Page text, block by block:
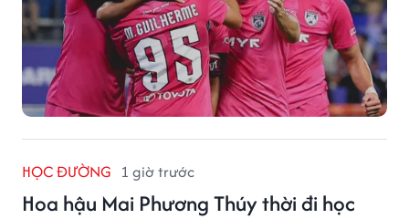
HỌC ĐƯỜNG 1 giờ trước
Hoa hậu Mai Phương Thúy thời đi học